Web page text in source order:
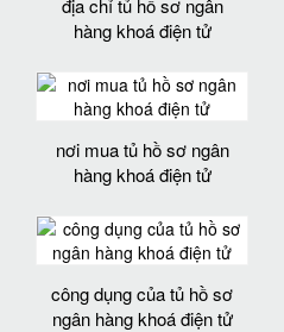
địa chỉ tủ hồ sơ ngân
hàng khoá điện tử
nơi mua tủ hồ sơ ngân
hàng khoá điện tử
công dụng của tủ hồ sơ
ngân hàng khoá điện tử